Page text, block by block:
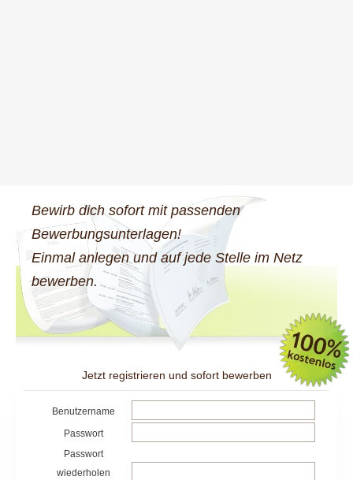
Bewirb dich sofort mit passenden
Bewerbungsunterlagen!
Einmal anlegen und auf jede Stelle im Netz
bewerben.
Jetzt registrieren und sofort bewerben
Benutzername
Passwort
Passwort
wiederholen